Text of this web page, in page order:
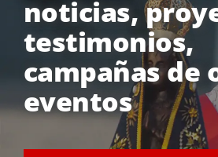
noticias,
testimonios,
campañas de
eventos